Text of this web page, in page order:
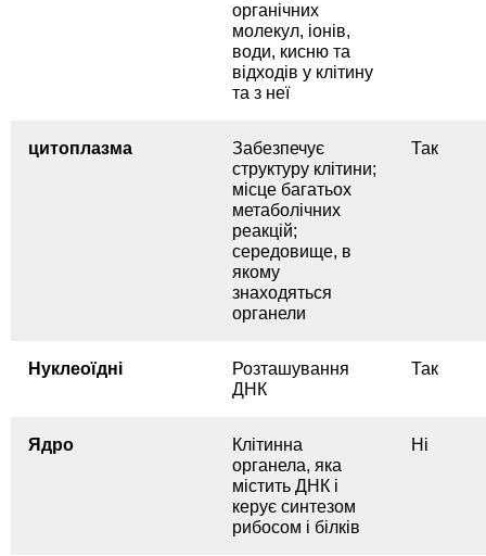
органічних
молекул, іонів,
води, кисню та
відходів у клітину
та з неї
цитоплазма
Забезпечує
структуру клітини;
місце багатьох
метаболічних
реакцій;
середовище, в
якому
знаходяться
органели
Так
Нуклеоїдні
Розташування
ДНК
Так
Ядро
Клітинна
органела, яка
містить ДНК і
керує синтезом
рибосом і білків
Ні